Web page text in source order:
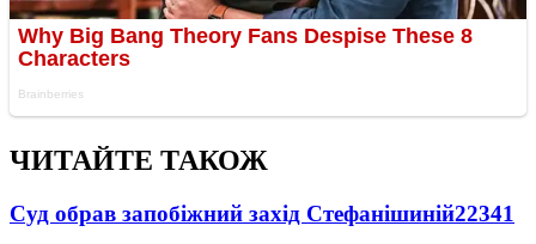
ЧИТАЙТЕ ТАКОЖ
Суд обрав запобіжний захід Стефанішиній22341